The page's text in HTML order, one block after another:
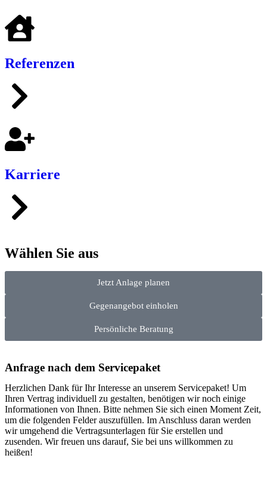
Referenzen
Karriere
Wählen Sie aus
Jetzt Anlage planen
Gegenangebot einholen
Persönliche Beratung
Anfrage nach dem Servicepaket
Herzlichen Dank für Ihr Interesse an unserem Servicepaket! Um
Ihren Vertrag individuell zu gestalten, benötigen wir noch einige
Informationen von Ihnen. Bitte nehmen Sie sich einen Moment Zeit,
um die folgenden Felder auszufüllen. Im Anschluss daran werden
wir umgehend die Vertragsunterlagen für Sie erstellen und
zusenden. Wir freuen uns darauf, Sie bei uns willkommen zu
heißen!